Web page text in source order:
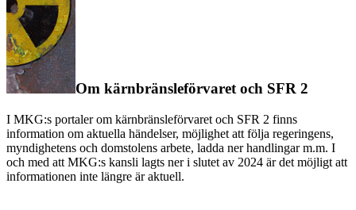
Om kärnbränsleförvaret och SFR 2
I MKG:s portaler om kärnbränsleförvaret och SFR 2 finns
information om aktuella händelser, möjlighet att följa regeringens,
myndighetens och domstolens arbete, ladda ner handlingar m.m. I
och med att MKG:s kansli lagts ner i slutet av 2024 är det möjligt att
informationen inte längre är aktuell.